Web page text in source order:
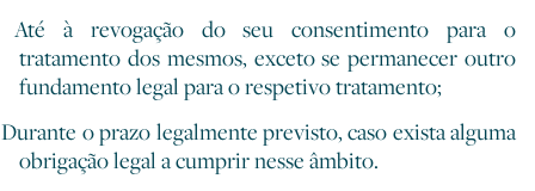
Até à revogação do seu consentimento para o
tratamento dos mesmos, exceto se permanecer outro
fundamento legal para o respetivo tratamento;
Durante o prazo legalmente previsto, caso exista alguma
obrigação legal a cumprir nesse âmbito.